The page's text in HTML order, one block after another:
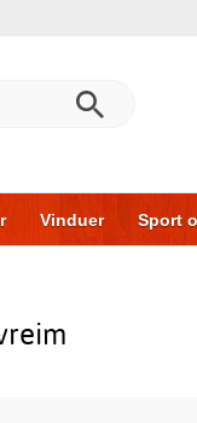
Vinduer Sport